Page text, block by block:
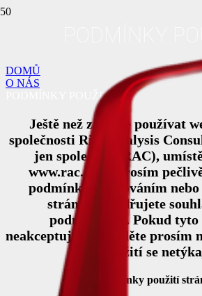
DOMŮ
O NÁS
PODMÍNKY POUŽITÍ
Ještě než začnete používat
společnosti Risk Analysis
jen společnost RAC),
www.rac.cz, si prosím
podmínky. Stahováním
stránek vyjadřujete
podmínkami. Pokud tyto
neakceptujete, přejděte prosím
použití se
Podmínky použití